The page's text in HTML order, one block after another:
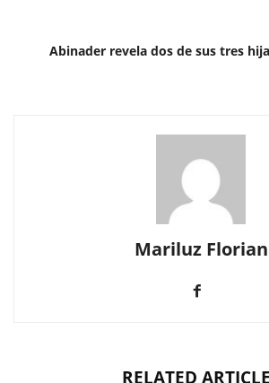
Abinader revela dos de sus tres
Mariluz Florian
RELATED